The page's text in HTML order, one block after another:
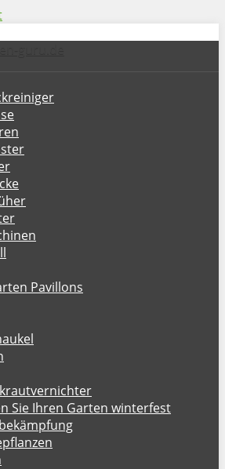
Pavillons
Sie Ihren Garten winterfest